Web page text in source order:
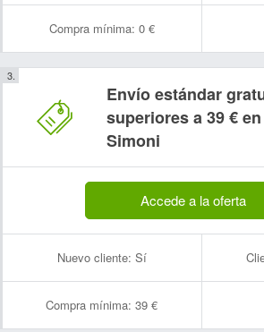
Compra mínima: 0 €
Envío estándar
superiores a 39 €
Simoni
Accede a la oferta
Nuevo cliente: Sí
Compra mínima: 39 €